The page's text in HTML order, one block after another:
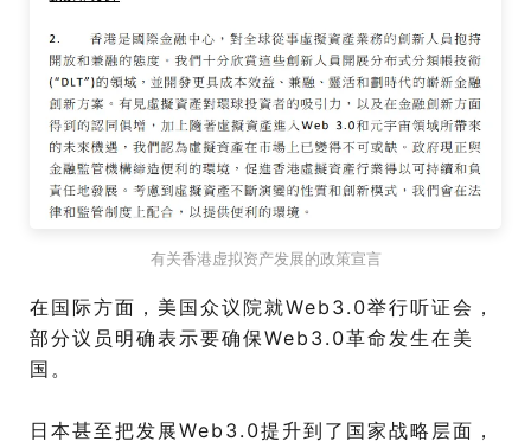
有关香港虚拟资产发展的政策宣言
在国际方面，美国众议院就Web3.0举行听证会，
部分议员明确表示要确保Web3.0革命发生在美
国。
日本甚至把发展Web3.0提升到了国家战略层面，